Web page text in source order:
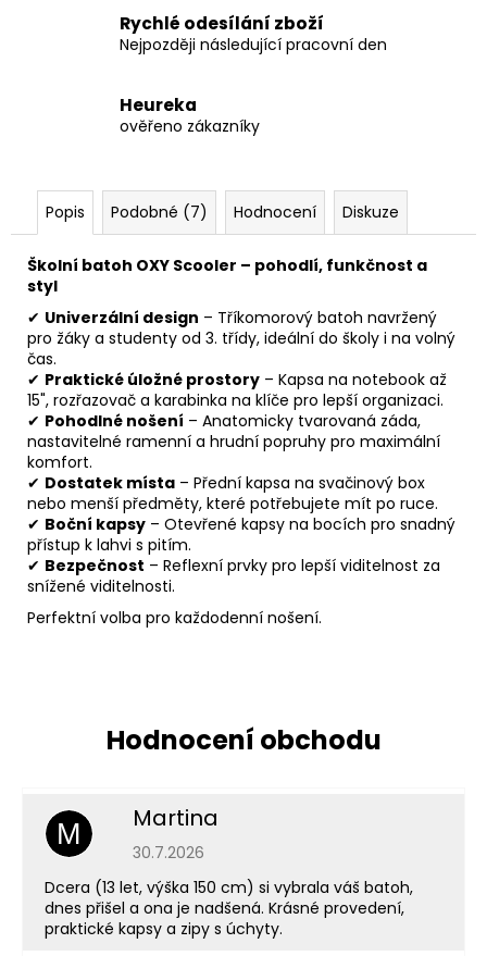
Rychlé odesílání zboží
Nejpozději následující pracovní den
Heureka
ověřeno zákazníky
Popis Podobné (7) Hodnocení Diskuze
Školní batoh OXY Scooler – pohodlí, funkčnost a
styl
✔ Univerzální design – Tříkomorový batoh navržený
pro žáky a studenty od 3. třídy, ideální do školy i na volný
čas.
✔ Praktické úložné prostory – Kapsa na notebook až
15", rozřazovač a karabinka na klíče pro lepší organizaci.
✔ Pohodlné nošení – Anatomicky tvarovaná záda,
nastavitelné ramenní a hrudní popruhy pro maximální
komfort.
✔ Dostatek místa – Přední kapsa na svačinový box
nebo menší předměty, které potřebujete mít po ruce.
✔ Boční kapsy – Otevřené kapsy na bocích pro snadný
přístup k lahvi s pitím.
✔ Bezpečnost – Reflexní prvky pro lepší viditelnost za
snížené viditelnosti.
Perfektní volba pro každodenní nošení.
M Martina
Hodnocení obchodu je 5 z 5 hvězdiček.
30.7.2026
Dcera (13 let, výška 150 cm) si vybrala váš batoh,
dnes přišel a ona je nadšená. Krásné provedení,
praktické kapsy a zipy s úchyty.